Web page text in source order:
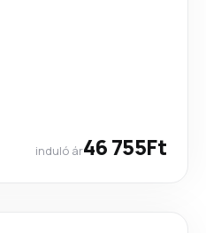
induló ár46 755Ft